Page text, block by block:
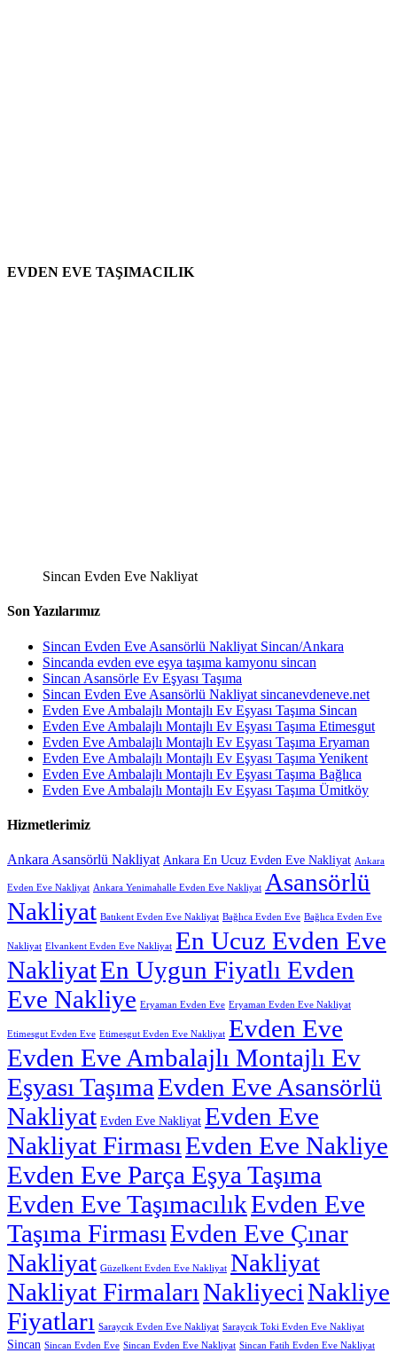
EVDEN EVE TAŞIMACILIK
Sincan Evden Eve Nakliyat
Son Yazılarımız
Sincan Evden Eve Asansörlü Nakliyat Sincan/Ankara
Sincanda evden eve eşya taşıma kamyonu sincan
Sincan Asansörle Ev Eşyası Taşıma
Sincan Evden Eve Asansörlü Nakliyat sincanevdeneve.net
Evden Eve Ambalajlı Montajlı Ev Eşyası Taşıma Sincan
Evden Eve Ambalajlı Montajlı Ev Eşyası Taşıma Etimesgut
Evden Eve Ambalajlı Montajlı Ev Eşyası Taşıma Eryaman
Evden Eve Ambalajlı Montajlı Ev Eşyası Taşıma Yenikent
Evden Eve Ambalajlı Montajlı Ev Eşyası Taşıma Bağlıca
Evden Eve Ambalajlı Montajlı Ev Eşyası Taşıma Ümitköy
Hizmetlerimiz
Ankara Asansörlü Nakliyat Ankara En Ucuz Evden Eve Nakliyat Ankara
Evden Eve Nakliyat Ankara Yenimahalle Evden Eve Nakliyat Asansörlü
Nakliyat Batıkent Evden Eve Nakliyat Bağlıca Evden Eve Bağlıca Evden Eve
Nakliyat Elvankent Evden Eve Nakliyat En Ucuz Evden Eve
NakliyatEn Uygun Fiyatlı Evden
Eve Nakliye Eryaman Evden Eve Eryaman Evden Eve Nakliyat
Etimesgut Evden Eve Etimesgut Evden Eve Nakliyat Evden Eve
Evden Eve Ambalajlı Montajlı Ev
Eşyası TaşımaEvden Eve Asansörlü
Nakliyat Evden Eve Nakliyat Evden Eve
Nakliyat FirmasıEvden Eve Nakliye
Evden Eve Parça Eşya Taşıma
Evden Eve TaşımacılıkEvden Eve
Taşıma FirmasıEvden Eve Çınar
Nakliyat Güzelkent Evden Eve Nakliyat Nakliyat
Nakliyat FirmalarıNakliyeciNakliye
Fiyatları Saraycık Evden Eve Nakliyat Saraycık Toki Evden Eve Nakliyat
Sincan Sincan Evden Eve Sincan Evden Eve Nakliyat Sincan Fatih Evden Eve Nakliyat